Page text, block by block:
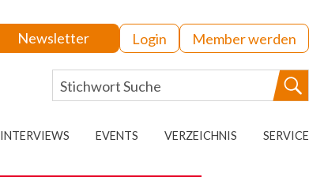
Newsletter Login Member werden
INTERVIEWS EVENTS VERZEICHNIS SERVICE